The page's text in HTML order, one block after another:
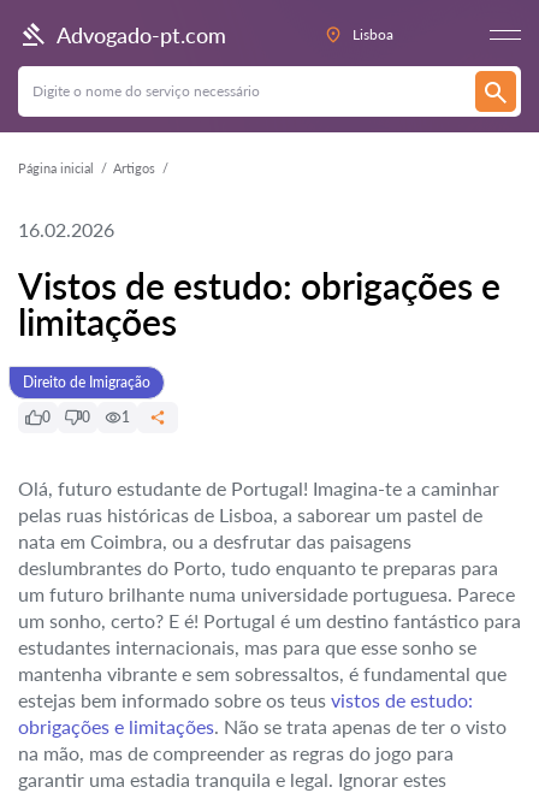
Advogado-pt.com Lisboa
Página inicial Artigos
16.02.2026
Vistos de estudo: obrigações e
limitações
Direito de Imigração
0
0 1
Olá, futuro estudante de Portugal! Imagina-te a caminhar
pelas ruas históricas de Lisboa, a saborear um pastel de
nata em Coimbra, ou a desfrutar das paisagens
deslumbrantes do Porto, tudo enquanto te preparas para
um futuro brilhante numa universidade portuguesa. Parece
um sonho, certo? E é! Portugal é um destino fantástico para
estudantes internacionais, mas para que esse sonho se
mantenha vibrante e sem sobressaltos, é fundamental que
estejas bem informado sobre os teus vistos de estudo:
obrigações e limitações. Não se trata apenas de ter o visto
na mão, mas de compreender as regras do jogo para
garantir uma estadia tranquila e legal. Ignorar estes